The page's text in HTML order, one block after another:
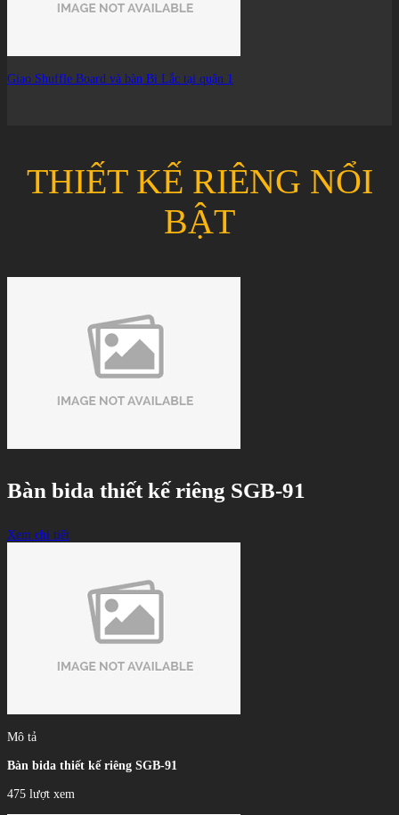
Giao Shuffle Board và bàn Bi Lắc tại quận 1
THIẾT KẾ RIÊNG NỔI
BẬT
Bàn bida thiết kế riêng SGB-91
Xem chi tiết
Mô tả
Bàn bida thiết kế riêng SGB-91
475 lượt xem